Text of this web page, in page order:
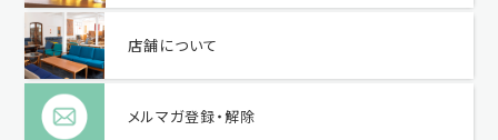
店舗について
メルマガ登録・解除